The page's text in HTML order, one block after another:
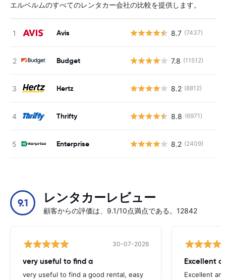
エルベルムのすべてのレンタカー会社の比較を提供します。
Avis 8.7 (7437)
Budget 7.8 (11512)
Hertz 8.2 (8812)
Thrifty 8.8 (6971)
Enterprise 8.2 (2409)
9.1 レンタカーレビュー
顧客からの評価は、9.1/10点満点である。12842
30-07-2026
very useful to find a
very useful to find a good rental, easy
Excellent
Excellent